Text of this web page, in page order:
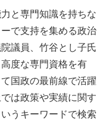
と専門知識を持ちな
で支持を集める政治
議員、竹谷とし子氏
度な専門資格を有
国政の最前線で活躍
は政策や実績に関す
うキーワードで検索